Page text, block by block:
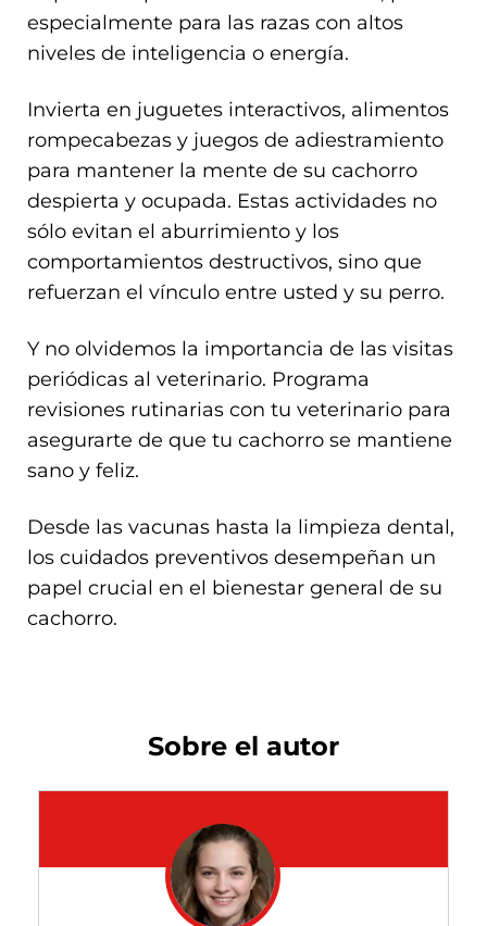
especialmente para las razas con altos
niveles de inteligencia o energía.
Invierta en juguetes interactivos, alimentos
rompecabezas y juegos de adiestramiento
para mantener la mente de su cachorro
despierta y ocupada. Estas actividades no
sólo evitan el aburrimiento y los
comportamientos destructivos, sino que
refuerzan el vínculo entre usted y su perro.
Y no olvidemos la importancia de las visitas
periódicas al veterinario. Programa
revisiones rutinarias con tu veterinario para
asegurarte de que tu cachorro se mantiene
sano y feliz.
Desde las vacunas hasta la limpieza dental,
los cuidados preventivos desempeñan un
papel crucial en el bienestar general de su
cachorro.
Sobre el autor